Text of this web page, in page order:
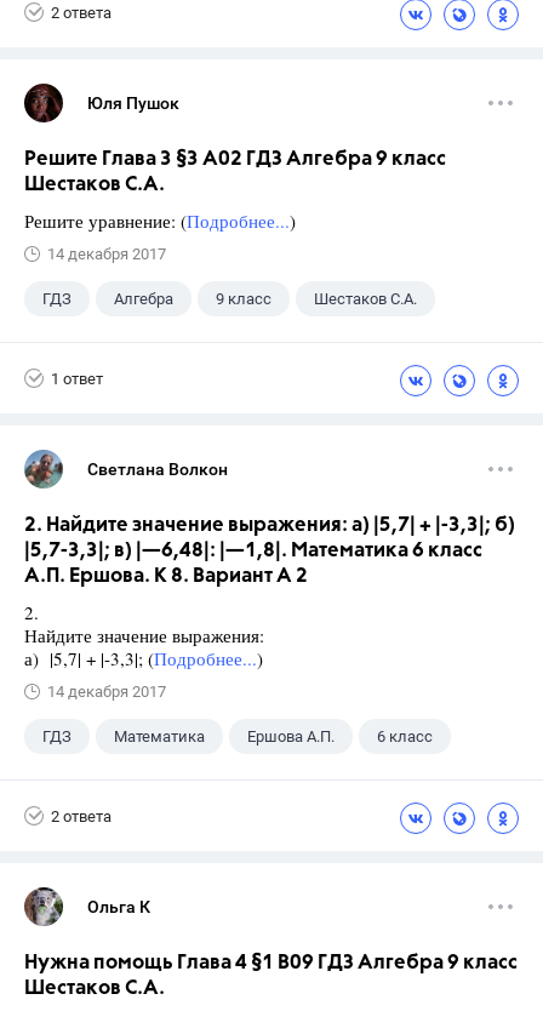
2 ответа
Юля Пушок
Решите Глава 3 §3 А02 ГДЗ Алгебра 9 класс
Шестаков С.А.
Решите уравнение: (Подробнее...)
14 декабря 2017
ГДЗ Алгебра 9 класс Шестаков С.А.
1 ответ
Светлана Волкон
2. Найдите значение выражения: а) |5,7| + |-3,3|; б)
|5,7-3,3|; в) |—6,48|: |—1,8|. Математика 6 класс
А.П. Ершова. К 8. Вариант А 2
2.
Найдите значение выражения:
а) |5,7| + |-3,3|; (Подробнее...)
14 декабря 2017
ГДЗ Математика Ершова А.П. 6 класс
2 ответа
Ольга К
Нужна помощь Глава 4 §1 B09 ГДЗ Алгебра 9 класс
Шестаков С.А.